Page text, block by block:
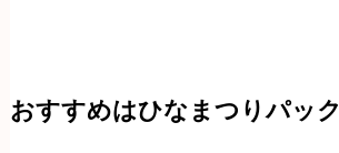
おすすめはひなまつりパック